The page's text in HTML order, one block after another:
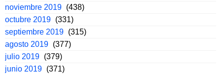
noviembre 2019 (438)
octubre 2019 (331)
septiembre 2019 (315)
agosto 2019 (377)
julio 2019 (379)
junio 2019 (371)